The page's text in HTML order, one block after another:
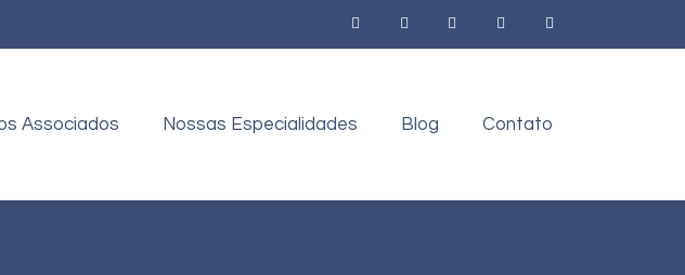
Associados Nossas Especialidades Blog Contato